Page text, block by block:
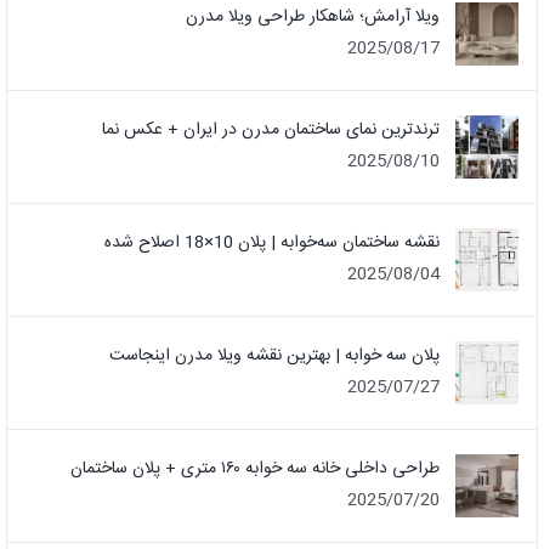
ویلا آرامش؛ شاهکار طراحی ویلا مدرن
2025/08/17
ترندترین نمای ساختمان مدرن در ایران + عکس نما
2025/08/10
نقشه ساختمان سه‌خوابه | پلان 10×18 اصلاح شده
2025/08/04
پلان سه خوابه | بهترین نقشه ویلا مدرن اینجاست
2025/07/27
طراحی داخلی خانه سه خوابه ۱۶۰ متری + پلان ساختمان
2025/07/20